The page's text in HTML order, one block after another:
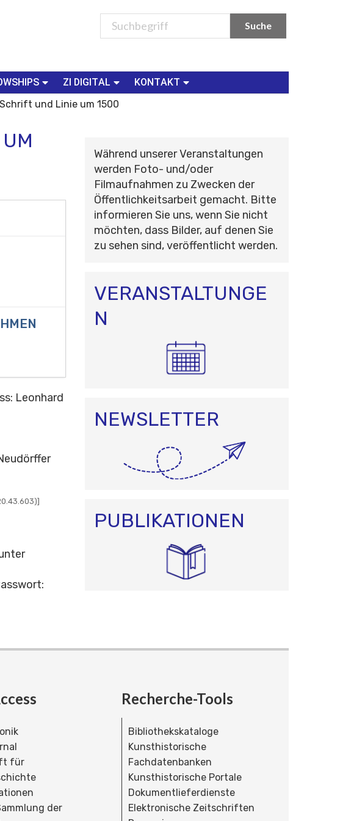
ZI DIGITAL
KONTAKT
und Linie um 1500
Leonhard
Während unserer Veranstaltungen
werden Foto- und/oder
Filmaufnahmen zu Zwecken der
Öffentlichkeitsarbeit gemacht. Bitte
informieren Sie uns, wenn Sie nicht
möchten, dass Bilder, auf denen Sie
zu sehen sind, veröffentlicht werden.
VERANSTALTUNGE
N
NEWSLETTER
PUBLIKATIONEN
für
der
Recherche-Tools
Bibliothekskataloge
Kunsthistorische
Fachdatenbanken
Kunsthistorische Portale
Dokumentlieferdienste
Elektronische Zeitschriften